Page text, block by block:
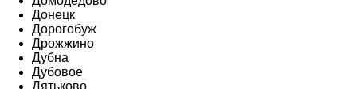
Донецк
Дорогобуж
Дрожжино
Дубна
Дубовое
Дятьково